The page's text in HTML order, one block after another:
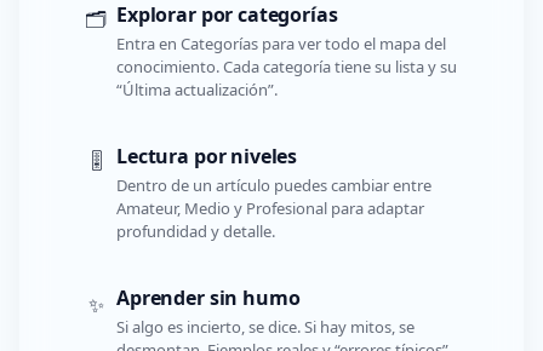
🗂️ Explorar por categorías
Entra en Categorías para ver todo el mapa del
conocimiento. Cada categoría tiene su lista y su
“Última actualización”.
🎚️ Lectura por niveles
Dentro de un artículo puedes cambiar entre
Amateur, Medio y Profesional para adaptar
profundidad y detalle.
✨ Aprender sin humo
Si algo es incierto, se dice. Si hay mitos, se